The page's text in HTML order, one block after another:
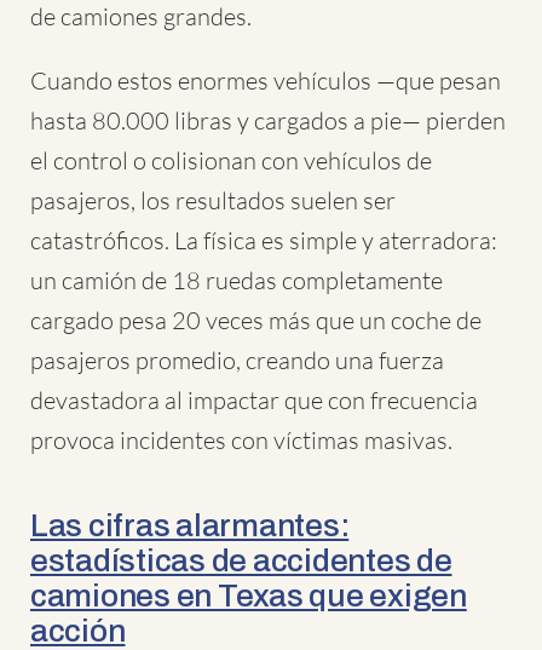
de camiones grandes.
Cuando estos enormes vehículos —que pesan
hasta 80.000 libras y cargados a pie— pierden
el control o colisionan con vehículos de
pasajeros, los resultados suelen ser
catastróficos. La física es simple y aterradora:
un camión de 18 ruedas completamente
cargado pesa 20 veces más que un coche de
pasajeros promedio, creando una fuerza
devastadora al impactar que con frecuencia
provoca incidentes con víctimas masivas.
Las cifras alarmantes:
estadísticas de accidentes de
camiones en Texas que exigen
acción